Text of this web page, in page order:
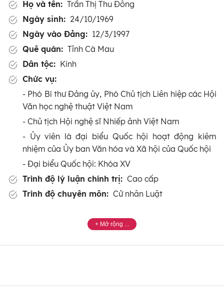
Họ và tên: Trần Thị Thu Đông
Ngày sinh: 24/10/1969
Ngày vào Đảng: 12/3/1997
Quê quán: Tỉnh Cà Mau
Dân tộc: Kinh
Chức vụ:
- Phó Bí thư Đảng ủy, Phó Chủ tịch Liên hiệp các Hội
Văn học nghệ thuật Việt Nam
- Chủ tịch Hội nghệ sĩ Nhiếp ảnh Việt Nam
- Ủy viên là đại biểu Quốc hội hoạt động kiêm
nhiệm của Ủy ban Văn hóa và Xã hội của Quốc hội
- Đại biểu Quốc hội: Khóa XV
Trình độ lý luận chính trị: Cao cấp
Trình độ chuyên môn: Cử nhân Luật